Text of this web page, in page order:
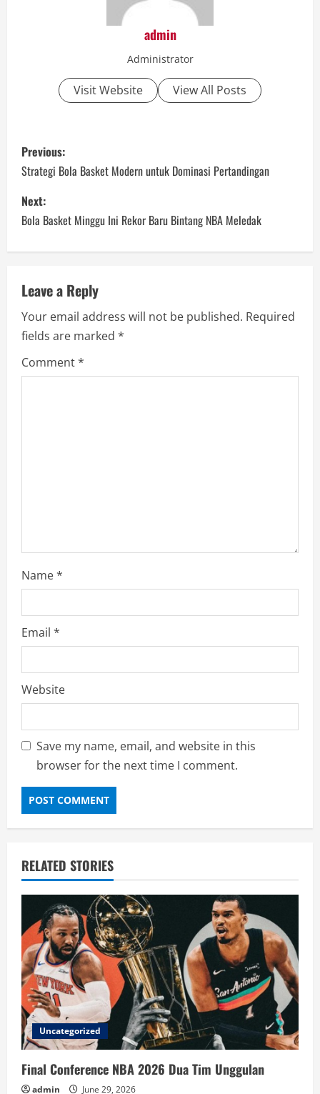
admin
Administrator
Visit Website View All Posts
P
o
s
t
a
v
i
g
Previous:
Strategi Bola Basket Modern untuk Dominasi Pertandingan
Next:
Bola Basket Minggu Ini Rekor Baru Bintang NBA Meledak
Leave a Reply
Your email address will not be published. Required
fields are marked *
Comment*
Name*
Email *
Website
Save my name, email, and website in this
browser for the next time I comment.
RELATED STORIES
Uncategorized
Final Conference NBA 2026 Dua Tim Unggulan
admin June 29, 2026